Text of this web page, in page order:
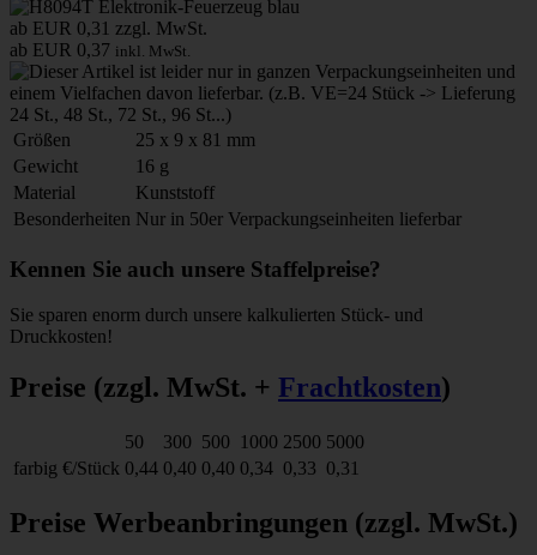
ab EUR 0,31 zzgl. MwSt.
ab EUR 0,37 inkl. MwSt.
Größen
25 x 9 x 81 mm
Gewicht
16 g
Material
Kunststoff
Besonderheiten Nur in 50er Verpackungseinheiten lieferbar
Kennen Sie auch unsere Staffelpreise?
Sie sparen enorm durch unsere kalkulierten Stück- und
Druckkosten!
Preise (zzgl. MwSt. + Frachtkosten)
50 300 500 1000 2500 5000
farbig €/Stück 0,44 0,40 0,40 0,34 0,33 0,31
Preise Werbeanbringungen (zzgl. MwSt.)